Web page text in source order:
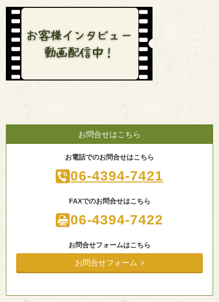
お問合せはこちら
お電話でのお問合せはこちら
06-4394-7421
FAXでのお問合せはこちら
06-4394-7422
お問合せフォームはこちら
お問合せフォーム